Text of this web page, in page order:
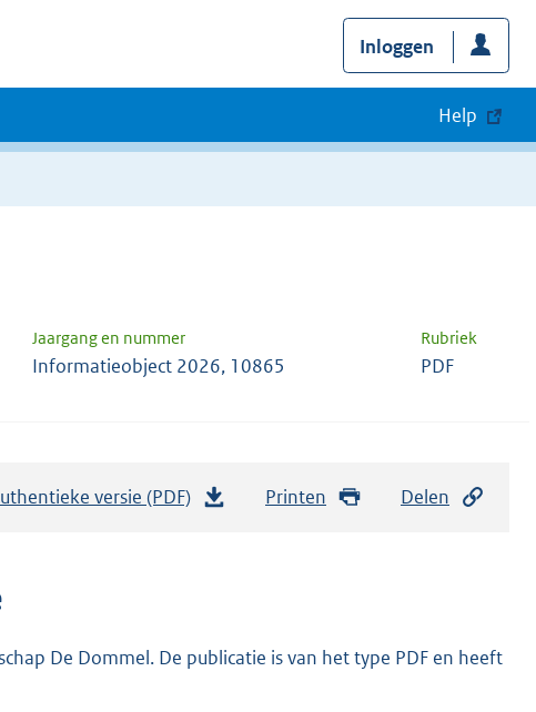
Inloggen
Help
Jaargang en nummer Rubriek
Informatieobject 2026, 10865 PDF
versie (PDF) Printen Delen
De Dommel. De publicatie is van het type PDF en heeft